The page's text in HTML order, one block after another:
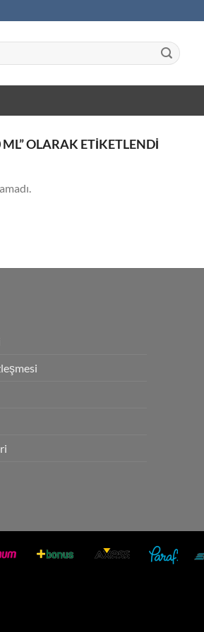
OLARAK ETIKETLENDI